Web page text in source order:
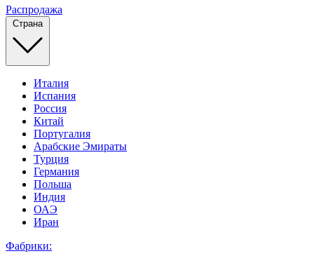
Распродажа
Страна
Италия
Испания
Россия
Китай
Португалия
Арабские Эмираты
Турция
Германия
Польша
Индия
ОАЭ
Иран
Фабрики: